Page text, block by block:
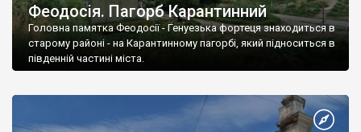
Феодосія. Пагорб Карантинний
Головна памятка Феодосії - Генуезька фортеця знаходиться в
старому районі - на Карантинному пагорбі, який підноситься в
південній частині міста.